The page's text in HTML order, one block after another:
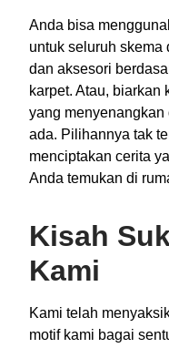
Anda bisa
untuk seluruh skema
dan aksesori
karpet. Atau, biarkan
yang
ada. Pilihannya tak
menciptakan cerita
Anda temukan di
Kisah
Kami
Kami telah
motif kami bagai